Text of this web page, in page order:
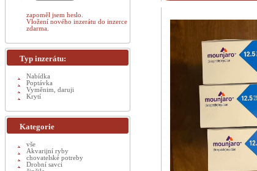
zapoměl jsem heslo.
Vložení nového inzerátu do inzerce
zdarma.
Typ inzerátu:
Nabídka
Poptávka
Vyměnim, daruji
Krytí
Kategorie
vše
Akvarijní ryby
chovatelské potreby
Drobní savci